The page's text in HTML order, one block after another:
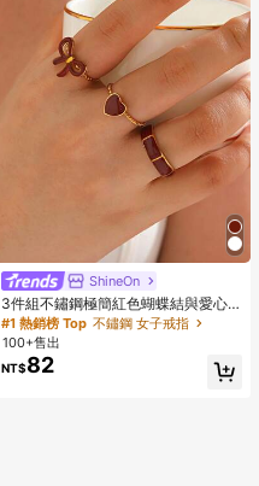
ShineOn
3件組不鏽鋼極簡紅色蝴蝶結與愛心
戒指套組，適合女性日常配戴
#1 熱銷榜 Top 不鏽鋼 女子戒指
回購率高的顧客
幾乎賣完了！
#1 熱銷榜 Top 不鏽鋼 女子戒指
回購率高的顧客
#1 熱銷榜 Top 不鏽鋼 女子戒指
回購率高的顧客
#1 熱銷榜 Top
幾乎賣完了！
100+售出
NT$82